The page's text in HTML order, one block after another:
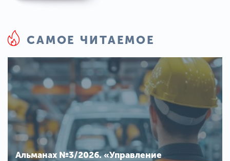
САМОЕ ЧИТАЕМОЕ
Альманах №3/2026. «Управление